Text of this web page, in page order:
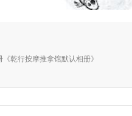
乾行按摩推拿馆默认相册》